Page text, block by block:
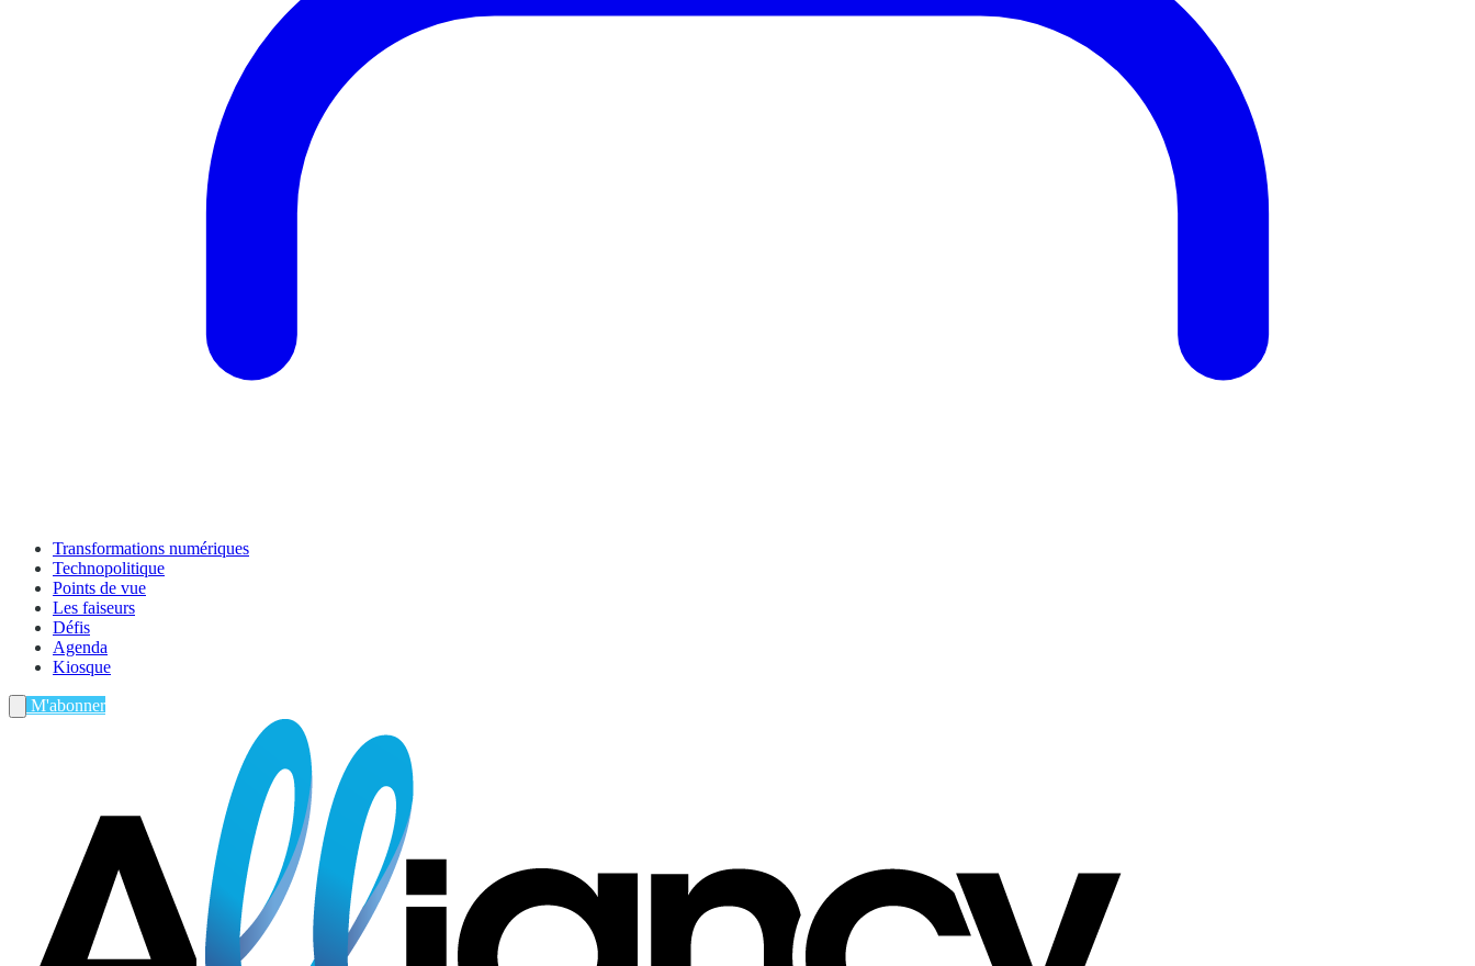
Transformations numériques
Technopolitique
Points de vue
Les faiseurs
Défis
Agenda
Kiosque
M'abonner